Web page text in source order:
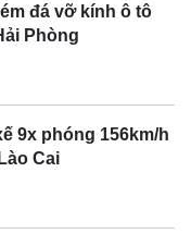
điều khiển ô tô gây
Đông Anh, Hà
nồng độ cồn và
quan chức năng
đá vỡ kính ô tô
Phòng
9x phóng 156km/h
Cai